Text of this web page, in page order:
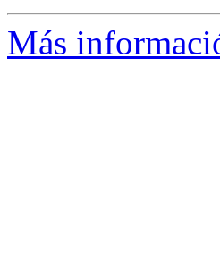
Más